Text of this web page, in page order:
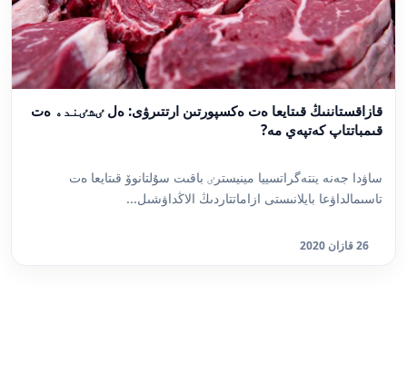
قازاقستاننىڭ قىتايعا ەت ەكسپورتىن ارتتىرۋى: ەل ٸشٸندە ەت
قىمباتتاپ كەتپەي مە?
ساۋدا جەنە ينتەگراتسييا مينيسترٸ باقىت سۇلتانوۆ قىتايعا ەت
تاسىمالداۋعا بايلانىستى ازاماتتاردىڭ الاڭداۋشىل...
26 قازان 2020